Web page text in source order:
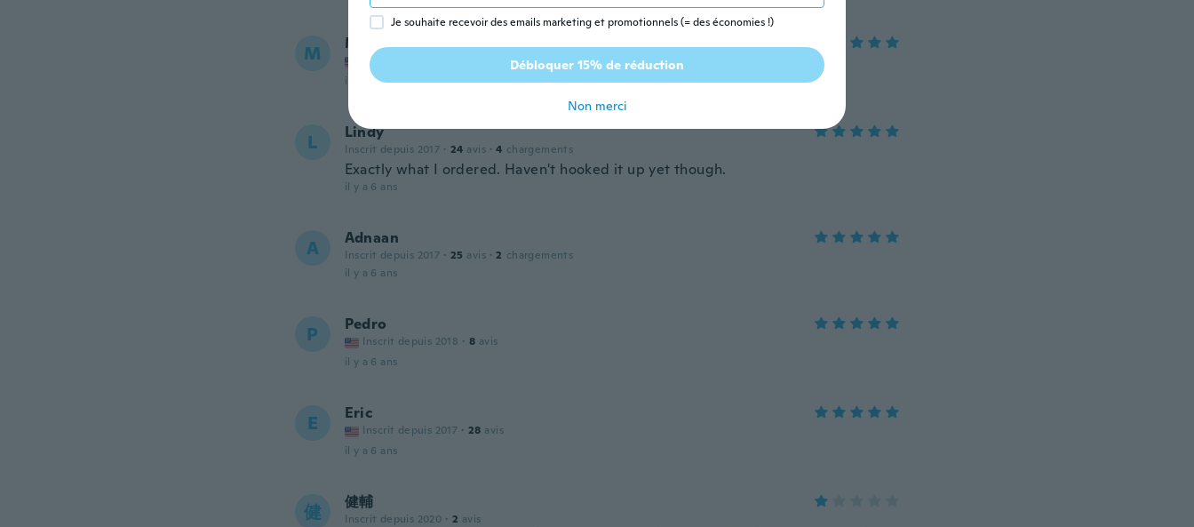
M Mark
Inscrit depuis 2019
il y a 6 ans
L Lindy
Inscrit depuis 2017 · 24 avis · 4 chargements
Exactly what I ordered. Haven't hooked it up yet though.
il y a 6 ans
A Adnaan
Inscrit depuis 2017 · 25 avis · 2 chargements
il y a 6 ans
P Pedro
Inscrit depuis 2018 · 8 avis
il y a 6 ans
E Eric
Inscrit depuis 2017 · 28 avis
il y a 6 ans
健 健輔
Inscrit depuis 2020 · 2 avis
Je souhaite recevoir des emails marketing et promotionnels (= des économies !)
Débloquer 15% de réduction
Non merci